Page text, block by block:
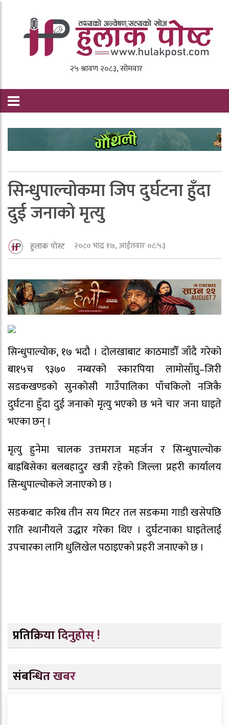
सिन्धुपाल्चोकमा जिप दुर्घटना हुँदा
दुई जनाको मृत्यु
हुलाक पोस्ट २०८० भाद्र १७, आईतवार ०८:५३
सिन्धुपाल्चोक, १७ भदौ । दोलखाबाट काठमाडौँ जाँदै गरेको
बा१५च ९३७० नम्बरको स्कारपिया लामोसाँघु–जिरी
सडकखण्डको सुनकोसी गाउँपालिका पाँचकिलो नजिकै
दुर्घटना हुँदा दुई जनाको मृत्यु भएको छ भने चार जना घाइते
भएका छन् ।
मृत्यु हुनेमा चालक उत्तमराज महर्जन र सिन्धुपाल्चोक
बाह्रबिसेका बलबहादुर खत्री रहेको जिल्ला प्रहरी कार्यालय
सिन्धुपाल्चोकले जनाएको छ ।
सडकबाट करिब तीन सय मिटर तल सडकमा गाडी खसेपछि
राति स्थानीयले उद्धार गरेका थिए । दुर्घटनाका घाइतेलाई
उपचारका लागि धुलिखेल पठाइएको प्रहरी जनाएको छ ।
प्रतिक्रिया दिनुहोस् !
संबन्धित खबर